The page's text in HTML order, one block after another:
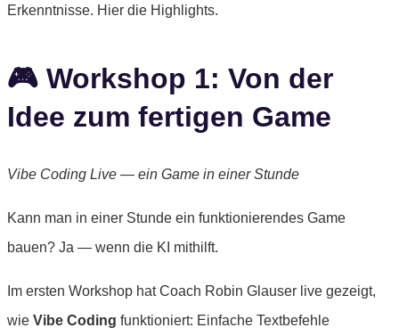
Erkenntnisse. Hier die Highlights.
🎮 Workshop 1: Von der
Idee zum fertigen Game
Vibe Coding Live — ein Game in einer Stunde
Kann man in einer Stunde ein funktionierendes Game
bauen? Ja — wenn die KI mithilft.
Im ersten Workshop hat Coach Robin Glauser live gezeigt,
wie Vibe Coding funktioniert: Einfache Textbefehle